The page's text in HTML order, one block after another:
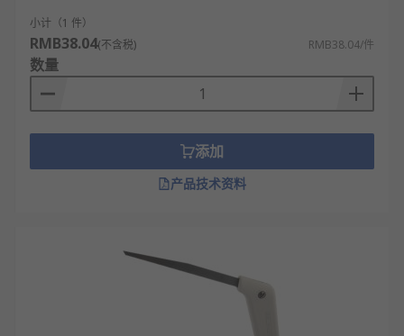
小计（1 件）
RMB38.04(不含税) RMB38.04/件
数量
添加
产品技术资料